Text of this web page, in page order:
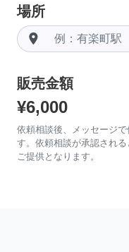
場所
room
販売金額
¥6,000
依頼相談後、メッセージ
す。依頼相談が承認され
ご提供となります。